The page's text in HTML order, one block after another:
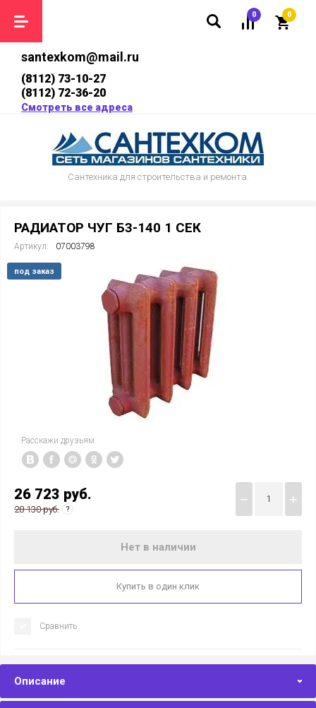
0 0
santexkom@mail.ru
(8112) 73-10-27
(8112) 72-36-20
Смотреть все адреса
Сантехника для строительства и ремонта.
РАДИАТОР ЧУГ Б3-140 1 СЕК
Артикул: 07003798
под заказ
Расскажи друзьям:
26 723 руб.
28 130 руб.
− +
Нет в наличии
Купить в один клик
Сравнить
Описание